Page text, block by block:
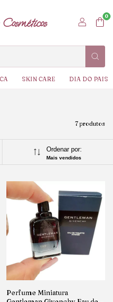
0
SKIN CARE DIA DO PAIS
7 produtos
Ordenar por:
Mais vendidos
Perfume Miniatura